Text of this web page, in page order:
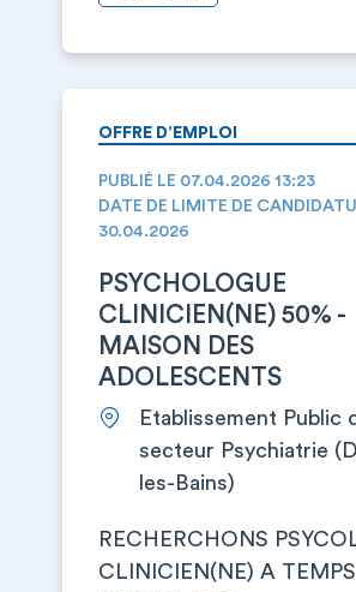
OFFRE D’EMPLOI
PUBLIÉ LE 07.04.2026 13:23
DATE DE LIMITE DE
30.04.2026
PSYCHOLOGUE
CLINICIEN(NE) 50% -
MAISON DES
ADOLESCENTS
Etablissement Public
secteur Psychiatrie
les-Bains)
RECHERCHONS
CLINICIEN(NE) A TEMPS